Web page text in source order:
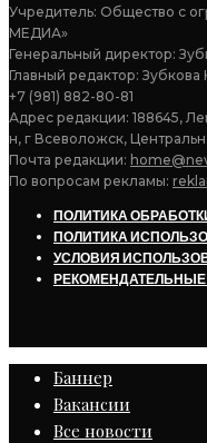
Учредитель: Общество с
МЕДИА»
Генеральный директор:
Главный редактор:
+7 (981) 882-80-81
Адрес редакции: 188645,
н, г Всеволожск,
Почта редакции:
По вопросам рекламы:
ПОЛИТИКА
ПОЛИТИКА
УСЛОВИЯ
РЕКОМЕНДАТЕЛЬНЫЕ
Баннер
Вакансии
Все новости